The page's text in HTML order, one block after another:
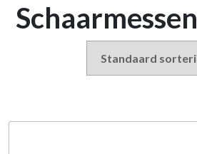
Schaarmessen